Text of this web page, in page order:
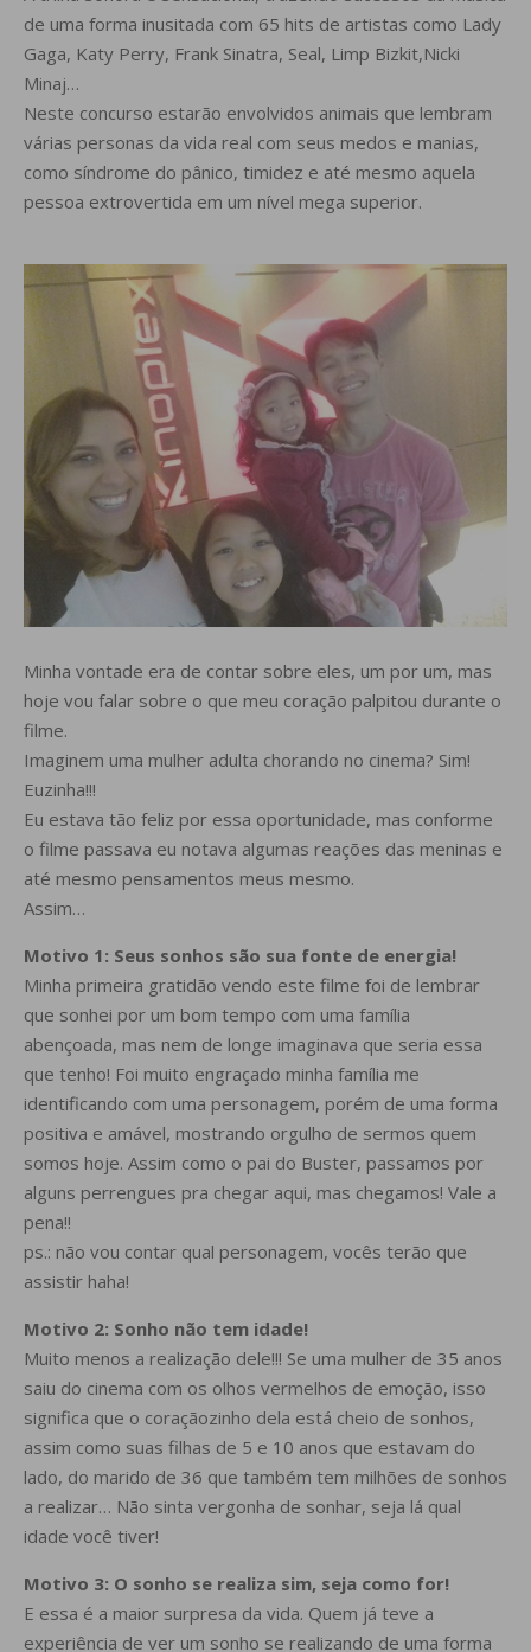
de uma forma inusitada com 65 hits de artistas como Lady
Gaga, Katy Perry, Frank Sinatra, Seal, Limp Bizkit,Nicki
Minaj…
Neste concurso estarão envolvidos animais que lembram
várias personas da vida real com seus medos e manias,
como síndrome do pânico, timidez e até mesmo aquela
pessoa extrovertida em um nível mega superior.
Minha vontade era de contar sobre eles, um por um, mas
hoje vou falar sobre o que meu coração palpitou durante o
filme.
Imaginem uma mulher adulta chorando no cinema? Sim!
Euzinha!!!
Eu estava tão feliz por essa oportunidade, mas conforme
o filme passava eu notava algumas reações das meninas e
até mesmo pensamentos meus mesmo.
Assim…
Motivo 1: Seus sonhos são sua fonte de energia!
Minha primeira gratidão vendo este filme foi de lembrar
que sonhei por um bom tempo com uma família
abençoada, mas nem de longe imaginava que seria essa
que tenho! Foi muito engraçado minha família me
identificando com uma personagem, porém de uma forma
positiva e amável, mostrando orgulho de sermos quem
somos hoje. Assim como o pai do Buster, passamos por
alguns perrengues pra chegar aqui, mas chegamos! Vale a
pena!!
ps.: não vou contar qual personagem, vocês terão que
assistir haha!
Motivo 2: Sonho não tem idade!
Muito menos a realização dele!!! Se uma mulher de 35 anos
saiu do cinema com os olhos vermelhos de emoção, isso
significa que o coraçãozinho dela está cheio de sonhos,
assim como suas filhas de 5 e 10 anos que estavam do
lado, do marido de 36 que também tem milhões de sonhos
a realizar… Não sinta vergonha de sonhar, seja lá qual
idade você tiver!
Motivo 3: O sonho se realiza sim, seja como for!
E essa é a maior surpresa da vida. Quem já teve a
experiência de ver um sonho se realizando de uma forma